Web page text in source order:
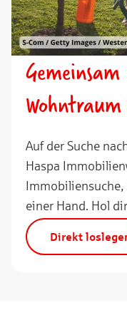
Auf der Suche
Haspa
einer Hand. Hol
Direkt